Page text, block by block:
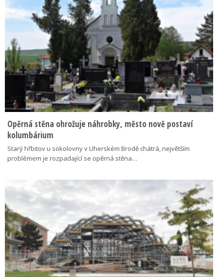
Opěrná stěna ohrožuje náhrobky, město nově postaví
kolumbárium
Starý hřbitov u sokolovny v Uherském Brodě chátrá, největším
problémem je rozpadající se opěrná stěna…